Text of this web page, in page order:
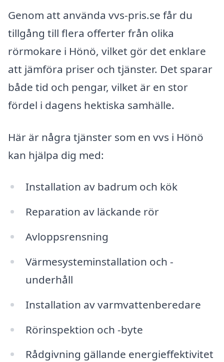
Genom att använda vvs-pris.se får du
tillgång till flera offerter från olika
rörmokare i Hönö, vilket gör det enklare
att jämföra priser och tjänster. Det sparar
både tid och pengar, vilket är en stor
fördel i dagens hektiska samhälle.
Här är några tjänster som en vvs i Hönö
kan hjälpa dig med:
Installation av badrum och kök
Reparation av läckande rör
Avloppsrensning
Värmesysteminstallation och -
underhåll
Installation av varmvattenberedare
Rörinspektion och -byte
Rådgivning gällande energieffektivitet